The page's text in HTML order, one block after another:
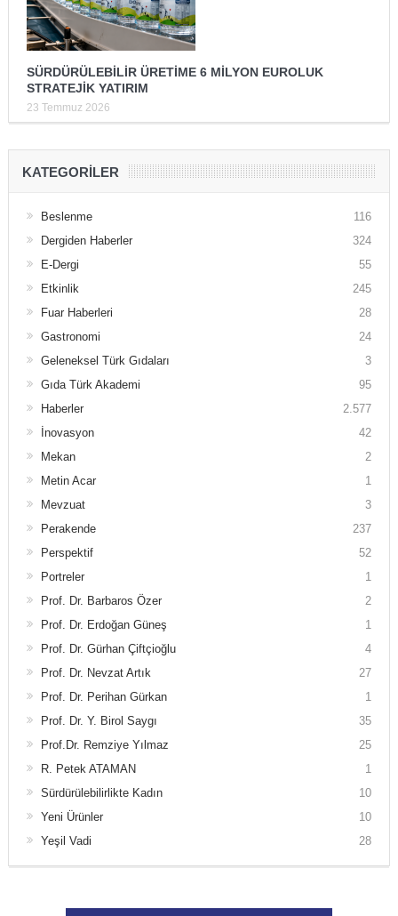
SÜRDÜRÜLEBİLİR ÜRETİME 6 MİLYON EUROLUK
STRATEJİK YATIRIM
23 Temmuz 2026
KATEGORILER
Beslenme
116
Dergiden Haberler
324
E-Dergi
55
Etkinlik
245
Fuar Haberleri
28
Gastronomi
24
Geleneksel Türk Gıdaları
3
Gıda Türk Akademi
95
Haberler
2.577
İnovasyon
42
Mekan
2
Metin Acar
1
Mevzuat
3
Perakende
237
Perspektif
52
Portreler
1
Prof. Dr. Barbaros Özer
2
Prof. Dr. Erdoğan Güneş
1
Prof. Dr. Gürhan Çiftçioğlu
4
Prof. Dr. Nevzat Artık
27
Prof. Dr. Perihan Gürkan
1
Prof. Dr. Y. Birol Saygı
35
Prof.Dr. Remziye Yılmaz
25
R. Petek ATAMAN
1
Sürdürülebilirlikte Kadın
10
Yeni Ürünler
10
Yeşil Vadi
28